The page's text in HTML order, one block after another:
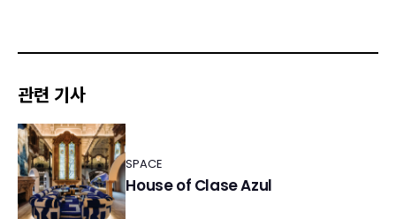
관련 기사
SPACE
House of Clase Azul